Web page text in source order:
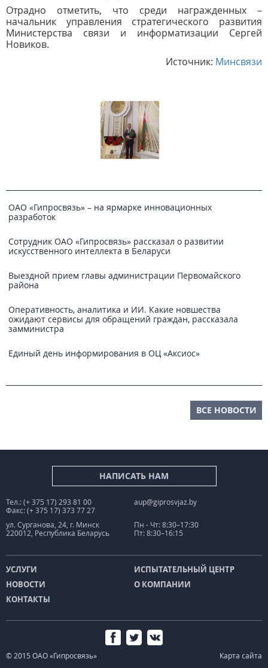
Отрадно отметить, что среди награжденных –
начальник управления стратегического развития
Министерства связи и информатизации Сергей
Новиков.
Источник: Минсвязи
ОАО «Гипросвязь» – на ярмарке инновационных
разработок
Сотрудник ОАО «Гипросвязь» рассказал о развитии
искусственного интеллекта в Беларуси
Выездной прием главы администрации Первомайского
района
Оперативность, аналитика и ИИ. Какие новшества
ожидают сервисы для обращений граждан, рассказала
замминистра
Единый день информирования в ОЦ «Аксиос»
ВСЕ НОВОСТИ
НАПИСАТЬ НАМ
Тел.: (+ 375 17) 293 81 00
Факс: (+ 375 17) 373 77 27
aup@giprosvjaz.by
ул. Сурганова, 24, г. Минск
220012, Республика Беларусь
Пн - Чт: 8:30–17:30
Пт: 8:30–16:15
УСЛУГИ
ИСПЫТАТЕЛЬНЫЙ ЦЕНТР
НОВОСТИ
О КОМПАНИИ
КОНТАКТЫ
© 2015 ОАО «Гипросвязь» Карта сайта